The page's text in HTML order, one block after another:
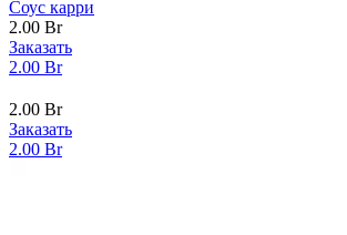
Соус карри
2.00 Br
Заказать
2.00 Br
2.00 Br
Заказать
2.00 Br